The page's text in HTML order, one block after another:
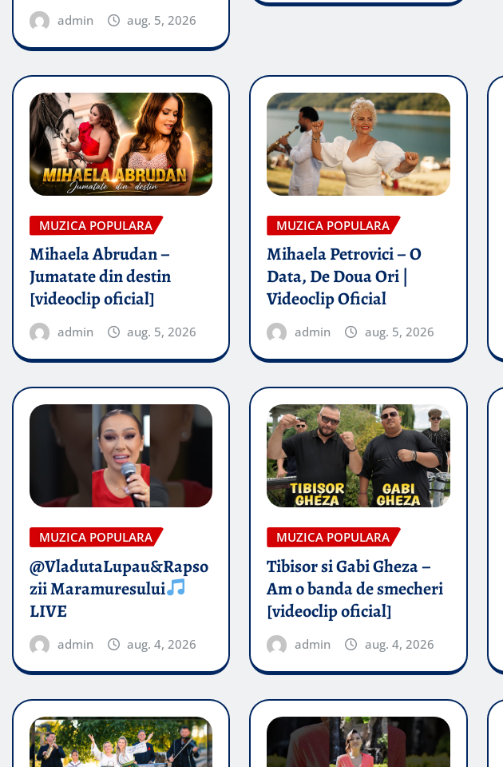
admin aug. 5, 2026
MUZICA POPULARA
Mihaela Abrudan –
Jumatate din destin
[videoclip oficial]
admin aug. 5, 2026
MUZICA POPULARA
Mihaela Petrovici – O
Data, De Doua Ori |
Videoclip Oficial
admin aug. 5, 2026
MUZICA POPULARA
@VladutaLupau&Rapso
zii Maramuresului
LIVE
admin aug. 4, 2026
MUZICA POPULARA
Tibisor si Gabi Gheza –
Am o banda de smecheri
[videoclip oficial]
admin aug. 4, 2026